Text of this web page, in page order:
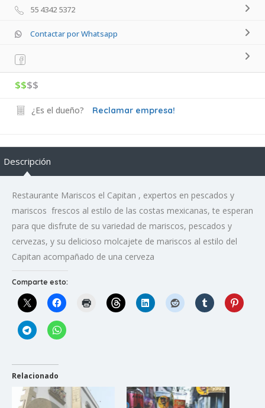
55 4342 5372
Contactar por Whatsapp
$$$$
¿Es el dueño? Reclamar empresa!
Descripción
Restaurante Mariscos el Capitan , expertos en pescados y
mariscos frescos al estilo de las costas mexicanas, te esperan
para que disfrute de su variedad de mariscos, pescados y
cervezas, y su delicioso molcajete de mariscos al estilo del
Capitan acompañado de una cerveza
Comparte esto:
Relacionado